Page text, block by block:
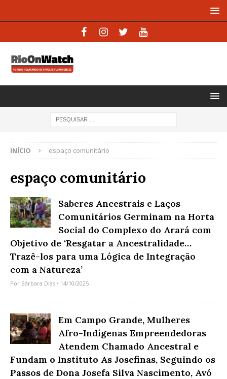
INÍCIO espaço comunitário
espaço comunitário
Saberes Ancestrais e Laços
Comunitários Germinam na Horta
Social do Complexo do Arará com
Objetivo de ‘Resgatar a Ancestralidade…
Trazê-los para uma Lógica de Integração
com a Natureza’
Por Bárbara Dias • 14/10/2025
Em Campo Grande, Mulheres
Afro-Indígenas Empreendedoras
Atendem Chamado Ancestral e
Fundam o Instituto As Josefinas, Seguindo os
Passos de Dona Josefa Silva Nascimento, Avó